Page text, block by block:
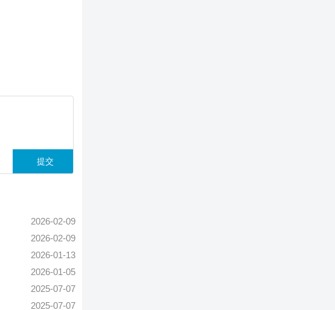
2026-02-09
2026-02-09
2026-01-13
2026-01-05
2025-07-07
2025-07-07